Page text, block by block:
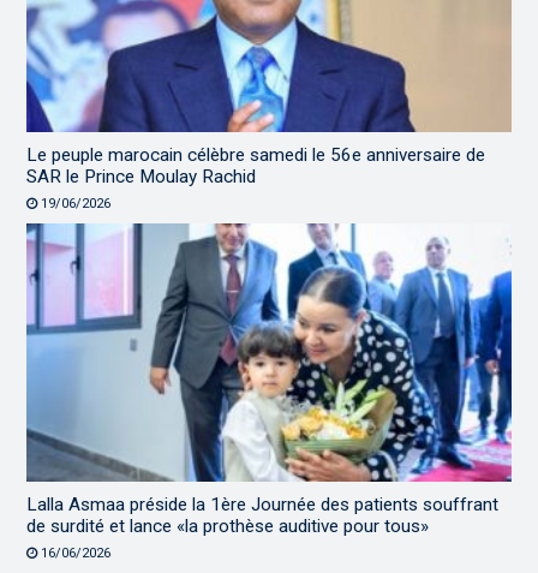
Le peuple marocain célèbre samedi le 56e anniversaire de
SAR le Prince Moulay Rachid
19/06/2026
Lalla Asmaa préside la 1ère Journée des patients souffrant
de surdité et lance «la prothèse auditive pour tous»
16/06/2026